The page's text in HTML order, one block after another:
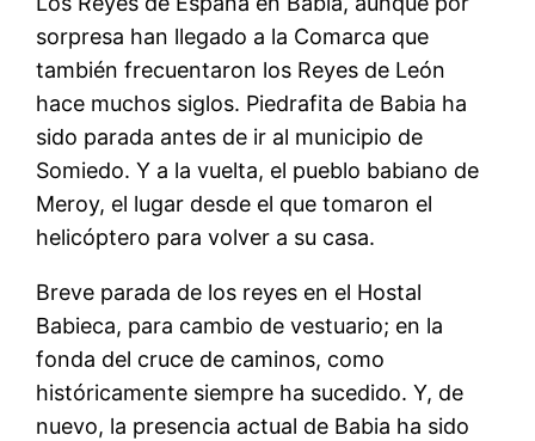
sorpresa han llegado a la Comarca que
también frecuentaron los Reyes de León
hace muchos siglos. Piedrafita de Babia ha
sido parada antes de ir al municipio de
Somiedo. Y a la vuelta, el pueblo babiano de
Meroy, el lugar desde el que tomaron el
helicóptero para volver a su casa.
Breve parada de los reyes en el Hostal
Babieca, para cambio de vestuario; en la
fonda del cruce de caminos, como
históricamente siempre ha sucedido. Y, de
nuevo, la presencia actual de Babia ha sido